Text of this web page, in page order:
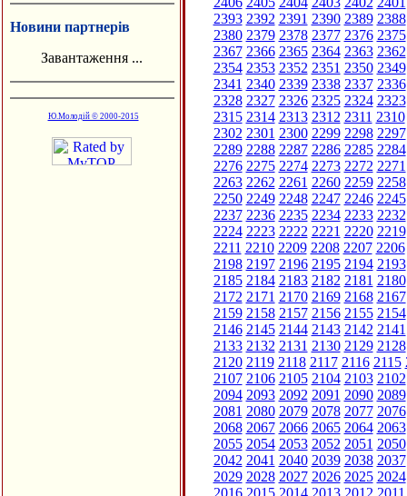
Новини партнерів
Завантаження ...
Ю.Молодій © 2000-2015
2393 2392 2391 2390 2389 2388
2380 2379 2378 2377 2376 2375
2367 2366 2365 2364 2363 2362
2354 2353 2352 2351 2350 2349
2341 2340 2339 2338 2337 2336
2328 2327 2326 2325 2324 2323
2315 2314 2313 2312 2311 2310
2302 2301 2300 2299 2298 2297
2289 2288 2287 2286 2285 2284
2276 2275 2274 2273 2272 2271
2263 2262 2261 2260 2259 2258
2250 2249 2248 2247 2246 2245
2237 2236 2235 2234 2233 2232
2224 2223 2222 2221 2220 2219
2211 2210 2209 2208 2207 2206
2198 2197 2196 2195 2194 2193
2185 2184 2183 2182 2181 2180
2172 2171 2170 2169 2168 2167
2159 2158 2157 2156 2155 2154
2146 2145 2144 2143 2142 2141
2133 2132 2131 2130 2129 2128
2120 2119 2118 2117 2116 2115
2107 2106 2105 2104 2103 2102
2094 2093 2092 2091 2090 2089
2081 2080 2079 2078 2077 2076
2068 2067 2066 2065 2064 2063
2055 2054 2053 2052 2051 2050
2042 2041 2040 2039 2038 2037
2029 2028 2027 2026 2025 2024
2016 2015 2014 2013 2012 2011